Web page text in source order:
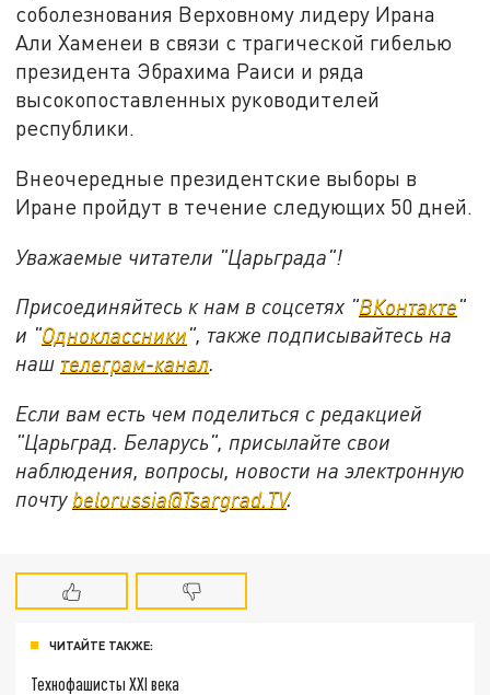
соболезнования Верховному лидеру Ирана
Али Хаменеи в связи с трагической гибелью
президента Эбрахима Раиси и ряда
высокопоставленных руководителей
республики.
Внеочередные президентские выборы в
Иране пройдут в течение следующих 50 дней.
Уважаемые читатели "Царьграда"!
Присоединяйтесь к нам в соцсетях "ВКонтакте"
и "Одноклассники", также подписывайтесь на
наш телеграм-канал.
Если вам есть чем поделиться с редакцией
"Царьград. Беларусь", присылайте свои
наблюдения, вопросы, новости на электронную
почту belorussia@Tsargrad.TV.
ЧИТАЙТЕ ТАКЖЕ:
Технофашисты XXI века